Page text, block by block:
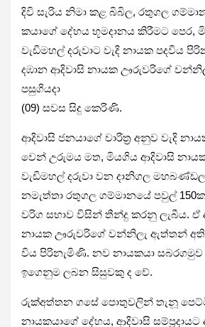
දිවි සැරිය නිමා කළ බිබිල, රතු­ගල
ක­යාගේ දේහය භූම­දා­නය කිරී­මට
වැඩි­ම­හල් දරු­වාට වැදි නායක පද­විය
දඹාන ආදි­වාසි නායක ඌරු­ව­රිගේ
පසුගියදා
(09) සවස සිදු කෙරිණි.
ආදි­වාසි ජන­යාගේ චාරිත්‍ර අනුව වැදි
වෙන් උරුමය මත, මිය­ගිය ආදි­වාසි
වැඩි­ම­හල් දරුවා වන දානි­ගල
නමැත්තා රතු­ගල ගම්මා­නයේ පවුල්
වරිග සභාව විසින් තීන්දු කරනු ලැබීය. ඒ
නායක ඌරු­ව­රිගේ වන්නිලැ ඇත්තන්
විය පිරි­නැ­මිණි. නව නාය­කයා සබ­ර­ග­මුව
ඉගෙ­නුම ලබන සිසු­වකු ද වේ.
රුක්අ­ත්තන ගසේ පොතු­ව­ලින් තැනූ
නාය­ක­යාගේ දේහය, ආදි­වාසි